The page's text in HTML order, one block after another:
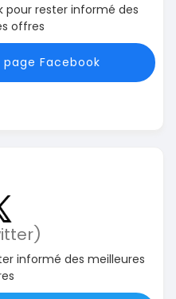
pour rester informé des
offres
Facebook
informé des meilleures